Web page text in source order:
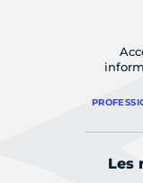
Les